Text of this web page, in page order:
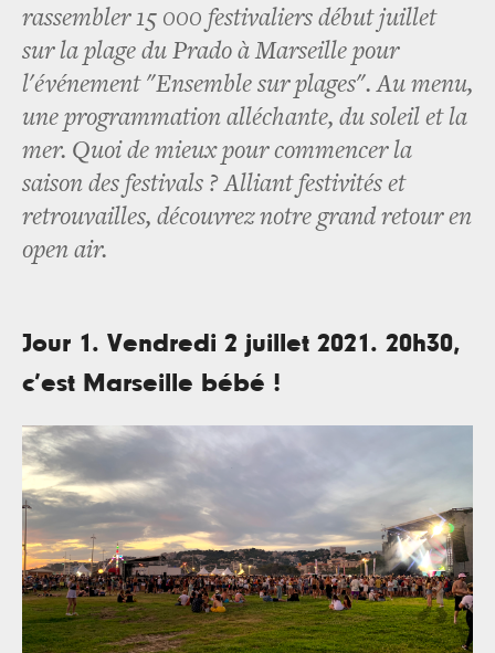
rassembler 15 000 festivaliers début juillet
sur la plage du Prado à Marseille pour
l'événement "Ensemble sur plages". Au menu,
une programmation alléchante, du soleil et la
mer. Quoi de mieux pour commencer la
saison des festivals ? Alliant festivités et
retrouvailles, découvrez notre grand retour en
open air.
Jour 1. Vendredi 2 juillet 2021. 20h30,
c’est Marseille bébé !